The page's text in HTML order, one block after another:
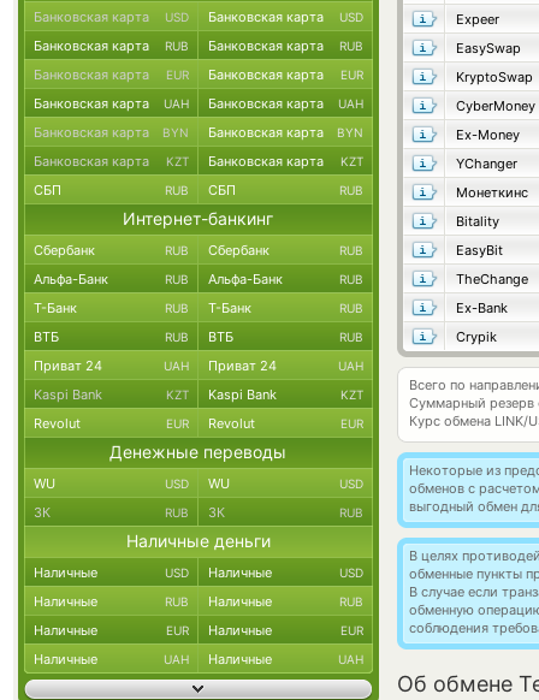
Expeer
EasySwap
KryptoSwap
CyberMoney
Ex-Money
YChanger
Монеткинс
Bitality
EasyBit
TheChange
Ex-Bank
Crypik
Всего по
Суммарный резерв
Курс обмена LINK/
Некоторые из
обменов с
выгодный обмен
В целях
обменные пункты
В случае если
обменную
соблюдения
Об обмене
Банковская карта USD Банковская карта USD
Банковская карта RUB Банковская карта RUB
Банковская карта EUR Банковская карта EUR
Банковская карта UAH Банковская карта UAH
Банковская карта BYN Банковская карта BYN
Банковская карта KZT Банковская карта KZT
СБП RUB СБП RUB
Интернет-банкинг
Сбербанк RUB Сбербанк RUB
Альфа-Банк RUB Альфа-Банк RUB
Т-Банк RUB Т-Банк RUB
ВТБ RUB ВТБ RUB
Приват 24 UAH Приват 24 UAH
Kaspi Bank KZT Kaspi Bank KZT
Revolut EUR Revolut EUR
Денежные переводы
WU USD WU USD
ЗК RUB ЗК RUB
Наличные деньги
Наличные USD Наличные USD
Наличные RUB Наличные RUB
Наличные EUR Наличные EUR
Наличные UAH Наличные UAH